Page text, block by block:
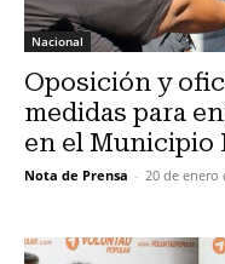
Nacional
Oposición y
medidas para
en el Municipio
Nota de Prensa - 20 de enero